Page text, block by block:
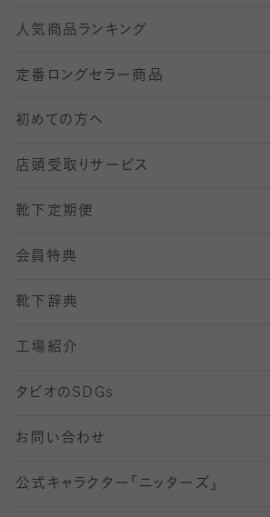
211デニールタイツ以上（防寒・厚
6 分丈レギンス
7 分丈 レギンス
8 分丈 レギンス
10分丈 レギンス
12分丈レギンス
13分丈レギンス
オールスルーストッキング
冠婚葬祭向けソックス・靴下
スーツカジュアルソックス・靴下
ロングホーズ
ゴルフソックス・靴下
サッカー・フットサル用ソックス
ヨガソックス・靴下
スポーツ用レッグウォーマー
SSサイズ（21～23cm）
Sサイズ（22～25cm）
Mサイズ（25～27cm）
Lサイズ（27～29cm）
インナーソックス
加圧・着圧ソックス
冷えとり靴下
着圧・加圧タイツ
むくみ対策
足の疲れ対策
足の臭い対策
冷え対策
靴ずれ対策
快適な睡眠対策
人気商品ランキング
定番ロングセラー商品
初めての方へ
店頭受取りサービス
靴下定期便
会員特典
靴下辞典
工場紹介
タビオのSDGs
お問い合わせ
公式キャラクター「ニッターズ」